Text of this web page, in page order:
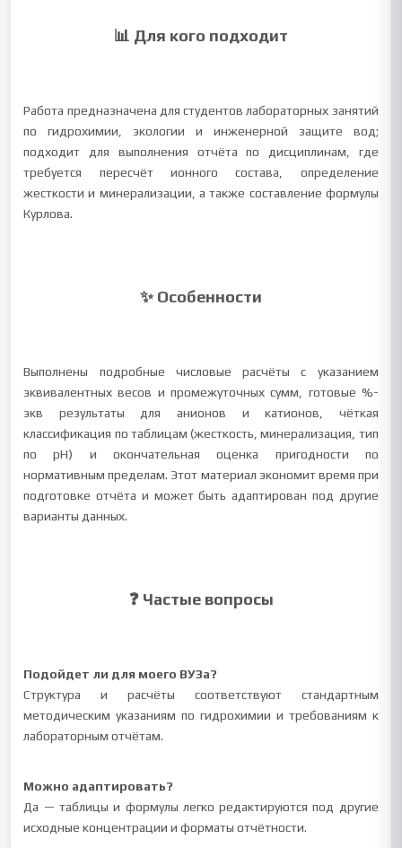
📊 Для кого подходит
Работа предназначена для студентов лабораторных занятий
по гидрохимии, экологии и инженерной защите вод;
подходит для выполнения отчёта по дисциплинам, где
требуется пересчёт ионного состава, определение
жесткости и минерализации, а также составление формулы
Курлова.
✨ Особенности
Выполнены подробные числовые расчёты с указанием
эквивалентных весов и промежуточных сумм, готовые %-
экв результаты для анионов и катионов, чёткая
классификация по таблицам (жесткость, минерализация, тип
по pH) и окончательная оценка пригодности по
нормативным пределам. Этот материал экономит время при
подготовке отчёта и может быть адаптирован под другие
варианты данных.
❓ Частые вопросы
Подойдет ли для моего ВУЗа?
Структура и расчёты соответствуют стандартным
методическим указаниям по гидрохимии и требованиям к
лабораторным отчётам.
Можно адаптировать?
Да — таблицы и формулы легко редактируются под другие
исходные концентрации и форматы отчётности.